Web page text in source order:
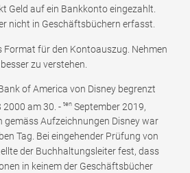
Geld auf ein Bankkonto eingezahlt.
nicht in Geschäftsbüchern erfasst.
Format für den Kontoauszug. Nehmen
zu verstehen.
of America von Disney begrenzt
2000 am 30. - ten September 2019,
Aufzeichnungen Disney war
Tag. Bei eingehender Prüfung von
der Buchhaltungsleiter fest, dass
in keinem der Geschäftsbücher